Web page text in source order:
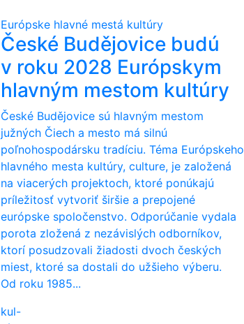
Európske hlavné mestá kultúry
České Budějovice budú
v roku 2028 Európskym
hlavným mestom kultúry
České Budějovice sú hlavným mestom
južných Čiech a mesto má silnú
poľnohospodársku tradíciu. Téma Európskeho
hlavného mesta kultúry, culture, je založená
na viacerých projektoch, ktoré ponúkajú
príležitosť vytvoriť širšie a prepojené
európske spoločenstvo. Odporúčanie vydala
porota zložená z nezávislých odborníkov,
ktorí posudzovali žiadosti dvoch českých
miest, ktoré sa dostali do užšieho výberu.
Od roku 1985...
kul-